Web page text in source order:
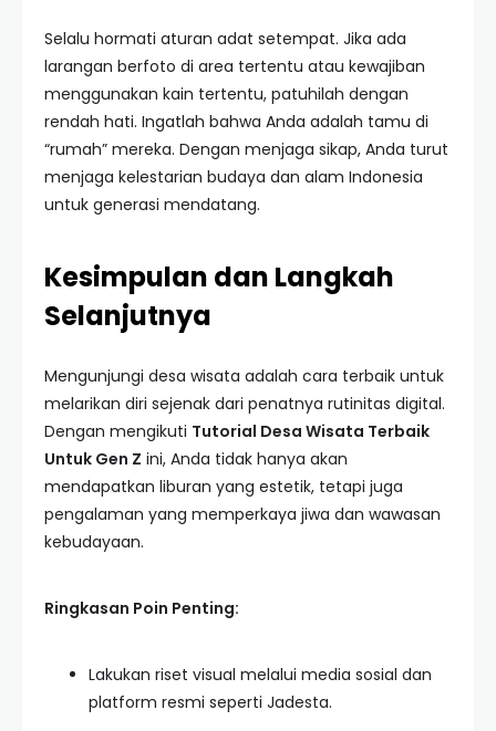
Selalu hormati aturan adat setempat. Jika ada
larangan berfoto di area tertentu atau kewajiban
menggunakan kain tertentu, patuhilah dengan
rendah hati. Ingatlah bahwa Anda adalah tamu di
“rumah” mereka. Dengan menjaga sikap, Anda turut
menjaga kelestarian budaya dan alam Indonesia
untuk generasi mendatang.
Kesimpulan dan Langkah
Selanjutnya
Mengunjungi desa wisata adalah cara terbaik untuk
melarikan diri sejenak dari penatnya rutinitas digital.
Dengan mengikuti Tutorial Desa Wisata Terbaik
Untuk Gen Z ini, Anda tidak hanya akan
mendapatkan liburan yang estetik, tetapi juga
pengalaman yang memperkaya jiwa dan wawasan
kebudayaan.
Ringkasan Poin Penting:
Lakukan riset visual melalui media sosial dan
platform resmi seperti Jadesta.